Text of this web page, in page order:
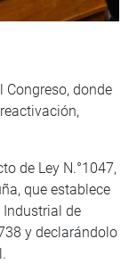
Congreso, donde
de Ley N.°1047,
que establece
de
y declarándolo